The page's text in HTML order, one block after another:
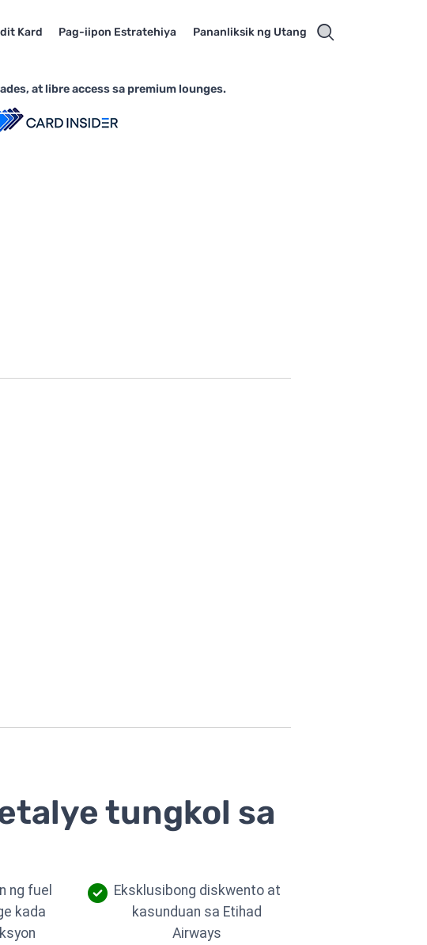
Kard Pag-iipon Estratehiya Pananliksik ng Utang
at libre access sa premium lounges.
tungkol sa
ng fuel
kada
Eksklusibong diskwento at
kasunduan sa Etihad
Airways